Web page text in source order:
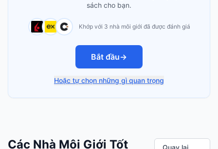
sách cho bạn.
Khớp với 3 nhà môi giới đã được đánh giá
Bắt đầu→
Hoặc tự chọn những gì quan trọng
Các Nhà Môi Giới Tốt Quay lại